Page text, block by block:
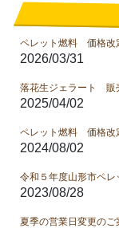
ペレット燃料 価格改
2026/03/31
落花生ジェラート 販
2025/04/02
ペレット燃料 価格改
2024/08/02
令和５年度山形市ペ
2023/08/28
夏季の営業日変更のご